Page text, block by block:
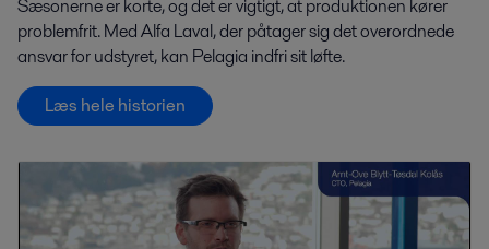
Sæsonerne er korte, ogdet ervigtigt, at produktionen kører
problemfrit. Med Alfa Laval, der påtager sig det overordnede
ansvar for udstyret, kan Pelagia indfri sit løfte.
Læs hele historien